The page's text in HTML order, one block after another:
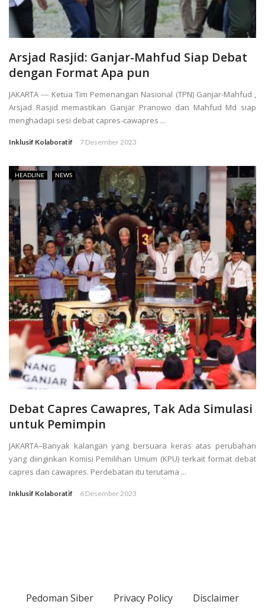
Arsjad Rasjid: Ganjar-Mahfud Siap Debat
dengan Format Apa pun
JAKARTA ― Ketua Tim Pemenangan Nasional (TPN) Ganjar-Mahfud ,
Arsjad Rasjid memastikan Ganjar Pranowo dan Mahfud Md siap
menghadapi sesi debat capres-cawapres ...
Inklusif Kolaboratif 7 Desember 2023
HEADLINE NEWS
Debat Capres Cawapres, Tak Ada Simulasi
untuk Pemimpin
JAKARTA–Banyak kalangan yang bersuara keras atas perubahan
yang diinginkan Komisi Pemilihan Umum (KPU) terkait format debat
capres dan cawapres. Perdebatan itu terutama ...
Inklusif Kolaboratif 6 Desember 2023
Pedoman Siber Privacy Policy Disclaimer